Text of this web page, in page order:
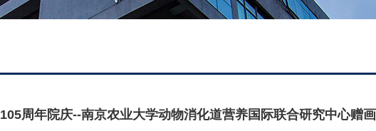
105周年院庆--南京农业大学动物消化道营养国际联合研究中心赠画